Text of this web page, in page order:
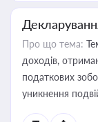
Про що тема:
доходів,
податкових
уникнення